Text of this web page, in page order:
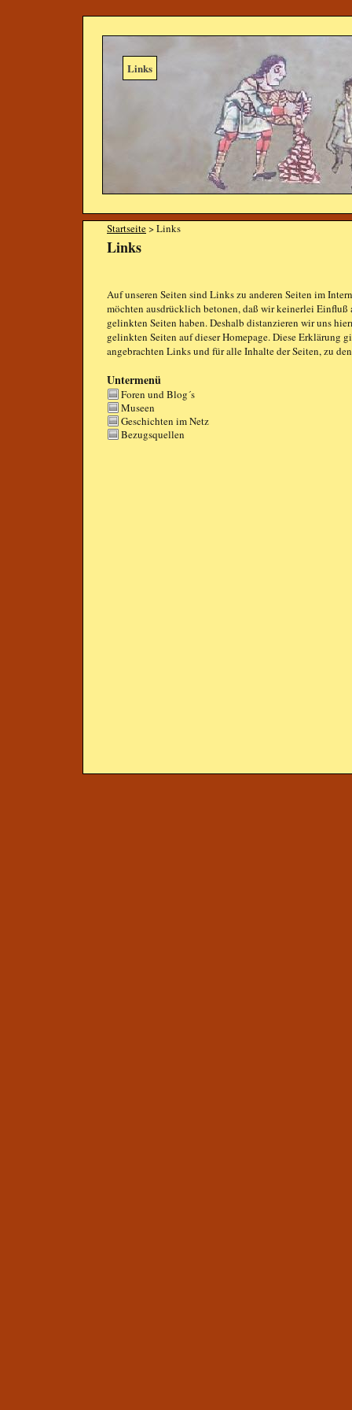
Links
Startseite> Links
Links
Auf unseren Seiten sind Links zu anderen Seiten im
möchten ausdrücklich betonen, daß wir keinerlei
gelinkten Seiten haben. Deshalb distanzieren wir uns
gelinkten Seiten auf dieser Homepage. Diese Erklärung
angebrachten Links und für alle Inhalte der Seiten, zu
Untermenü
Foren und Blog´s
Museen
Geschichten im Netz
Bezugsquellen